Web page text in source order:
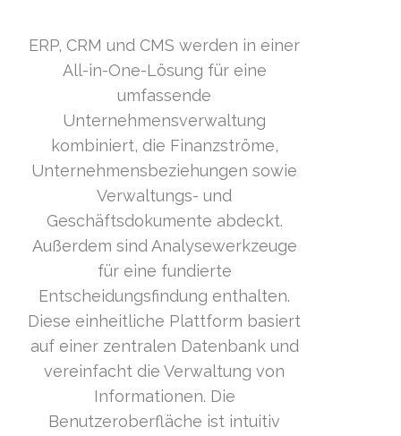
ERP, CRM und CMS werden in einer
All-in-One-Lösung für eine
umfassende
Unternehmensverwaltung
kombiniert, die Finanzströme,
Unternehmensbeziehungen sowie
Verwaltungs- und
Geschäftsdokumente abdeckt.
Außerdem sind Analysewerkzeuge
für eine fundierte
Entscheidungsfindung enthalten.
Diese einheitliche Plattform basiert
auf einer zentralen Datenbank und
vereinfacht die Verwaltung von
Informationen. Die
Benutzeroberfläche ist intuitiv